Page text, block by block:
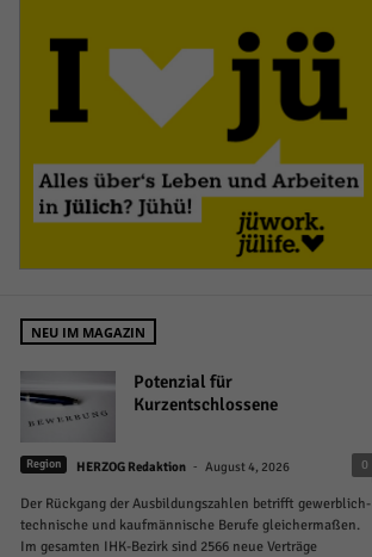
NEU IM MAGAZIN
Potenzial für
Kurzentschlossene
Region HERZOG Redaktion - August 4, 2026 0
Der Rückgang der Ausbildungszahlen betrifft gewerblich-
technische und kaufmännische Berufe gleichermaßen.
Im gesamten IHK-Bezirk sind 2566 neue Verträge
Statistiken
verstehen,
Marketing
Externe Medien
blockiert.
Inhalte